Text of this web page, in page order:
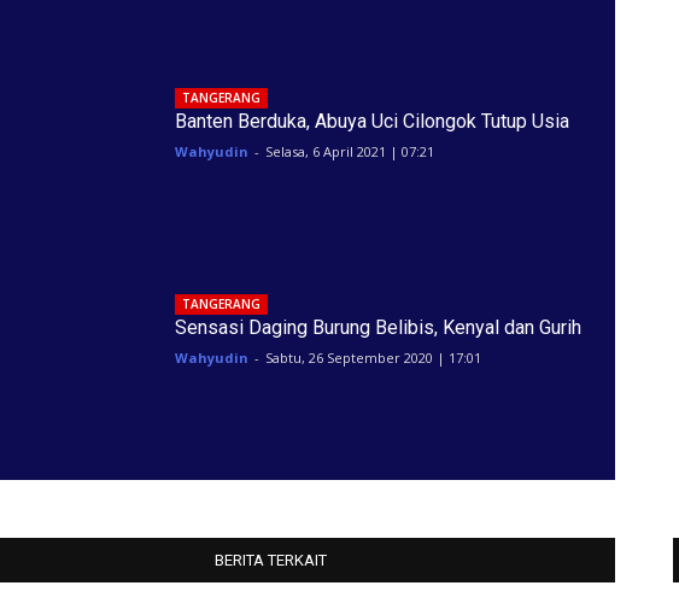
TANGERANG
Banten Berduka, Abuya Uci Cilongok Tutup Usia
Wahyudin - Selasa, 6 April 2021 | 07:21
TANGERANG
Sensasi Daging Burung Belibis, Kenyal dan Gurih
Wahyudin - Sabtu, 26 September 2020 | 17:01
BERITA TERKAIT